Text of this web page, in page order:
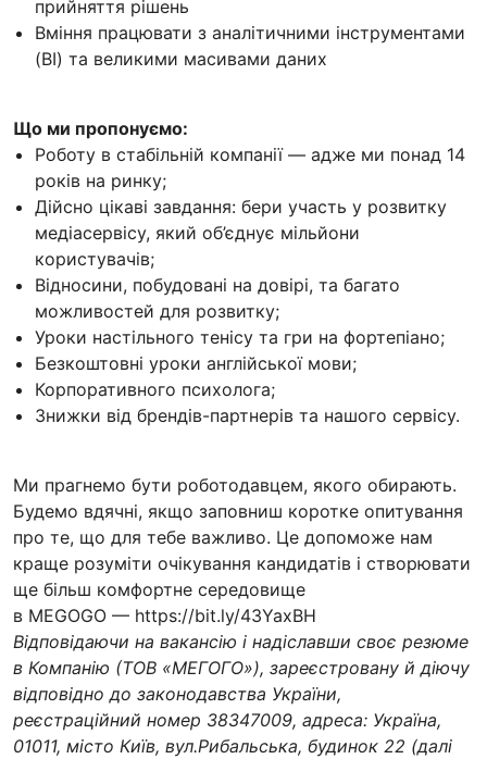
прийняття рішень
Вміння працювати з аналітичними інструментами
(BI) та великими масивами даних
Що ми пропонуємо:
Роботу в стабільній компанії — адже ми понад 14
років на ринку;
Дійсно цікаві завдання: бери участь у розвитку
медіасервісу, який об’єднує мільйони
користувачів;
Відносини, побудовані на довірі, та багато
можливостей для розвитку;
Уроки настільного тенісу та гри на фортепіано;
Безкоштовні уроки англійської мови;
Корпоративного психолога;
Знижки від брендів-партнерів та нашого сервісу.
Ми прагнемо бути роботодавцем, якого обирають.
Будемо вдячні, якщо заповниш коротке опитування
про те, що для тебе важливо. Це допоможе нам
краще розуміти очікування кандидатів і створювати
ще більш комфортне середовище
в MEGOGO — https://bit.ly/43YaxBH
Відповідаючи на вакансію і надіславши своє резюме
в Компанію (ТОВ «МЕГОГО»), зареєстровану й діючу
відповідно до законодавства України,
реєстраційний номер 38347009, адреса: Україна,
01011, місто Київ, вул.Рибальська, будинок 22 (далі